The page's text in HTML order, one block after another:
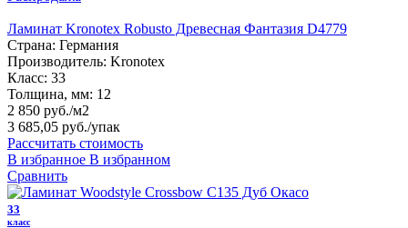
Ламинат Kronotex Robusto Древесная Фантазия D4779
Страна: Германия
Производитель: Kronotex
Класс: 33
Толщина, мм: 12
2 850 руб./м2
3 685,05 руб./упак
Рассчитать стоимость
В избранное В избранном
Сравнить
33
класс